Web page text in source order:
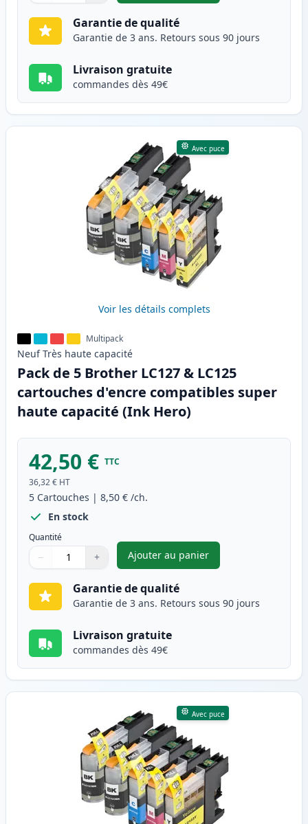
Garantie de qualité
Garantie de 3 ans. Retours sous 90 jours
Livraison gratuite
commandes dès 49€
Avec puce
Voir les détails complets
Multipack
Neuf Très haute capacité
Pack de 5 Brother LC127 & LC125
cartouches d'encre compatibles super
haute capacité (Ink Hero)
42,50 € TTC
36,32 € HT
5 Cartouches | 8,50 € /ch.
En stock
Quantité
Quantité
Utilisez les boutons pour ajuster
− +
Quantité
Ajouter au panier
,Pack de 5 Brother LC127 &
Garantie de qualité
Garantie de 3 ans. Retours sous 90 jours
Livraison gratuite
commandes dès 49€
Avec puce